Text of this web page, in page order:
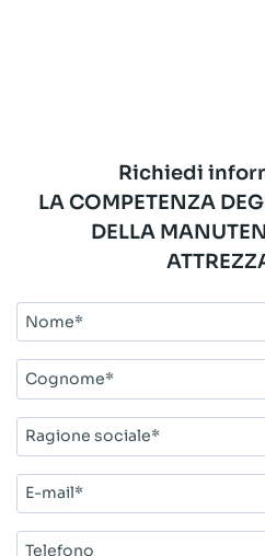
Richiedi
LA COMPETENZA
DELLA
Nome*
Cognome*
Ragione
sociale*
E-
mail*
Telefono